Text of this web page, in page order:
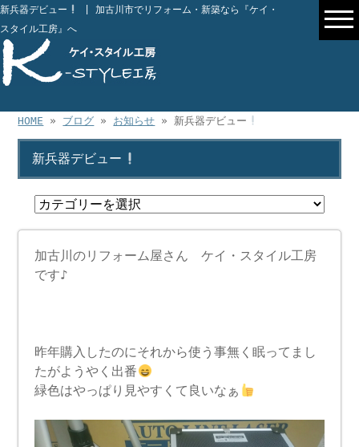
新兵器デビュー
| 加古川市でリフォーム・新築なら『ケイ・
スタイル工房』へ
HOME » ブログ » お知らせ » 新兵器デビュー
新兵器デビュー
加古川のリフォーム屋さん ケイ・スタイル工房
です♪
昨年購入したのにそれから使う事無く眠ってまし
たがようやく出番
緑色はやっぱり見やすくて良いなぁ